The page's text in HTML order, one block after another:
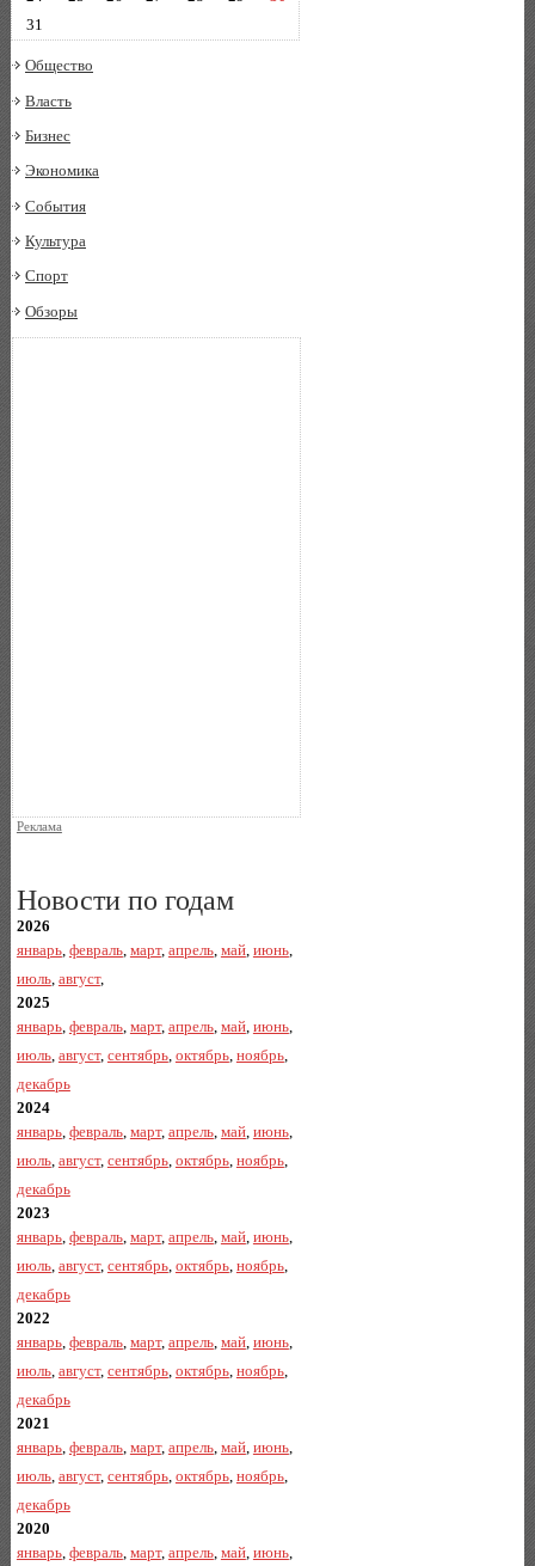
31
Общество
Власть
Бизнес
Экономика
События
Культура
Спорт
Обзоры
Реклама
Новости по годам
2026
январь, февраль, март, апрель, май, июнь,
июль, август,
2025
январь, февраль, март, апрель, май, июнь,
июль, август, сентябрь, октябрь, ноябрь,
декабрь
2024
январь, февраль, март, апрель, май, июнь,
июль, август, сентябрь, октябрь, ноябрь,
декабрь
2023
январь, февраль, март, апрель, май, июнь,
июль, август, сентябрь, октябрь, ноябрь,
декабрь
2022
январь, февраль, март, апрель, май, июнь,
июль, август, сентябрь, октябрь, ноябрь,
декабрь
2021
январь, февраль, март, апрель, май, июнь,
июль, август, сентябрь, октябрь, ноябрь,
декабрь
2020
январь, февраль, март, апрель, май, июнь,